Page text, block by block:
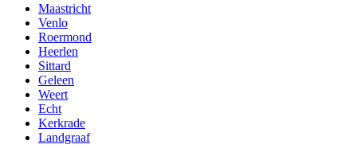
Maastricht
Venlo
Roermond
Heerlen
Sittard
Geleen
Weert
Echt
Kerkrade
Landgraaf